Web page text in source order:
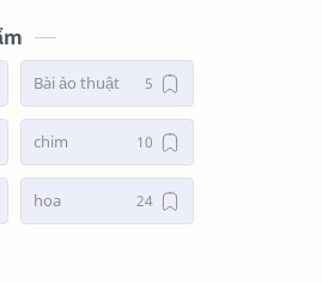
Bài ảo thuật
chim
hoa